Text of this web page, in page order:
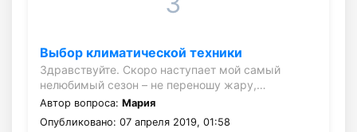
Выбор климатической техники
Здравствуйте. Скоро наступает мой самый
нелюбимый сезон – не переношу жару,…
Автор вопроса: Мария
Опубликовано: 07 апреля 2019, 01:58